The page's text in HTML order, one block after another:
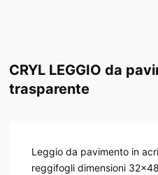
CRYL LEGGIO da
trasparente
Leggio da pavimento in
reggifogli dimensioni